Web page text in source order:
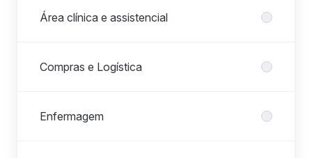
Área clínica e assistencial
Compras e Logística
Enfermagem